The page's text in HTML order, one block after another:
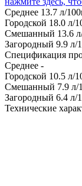
Среднее 13.7 л/
Городской 18.0 л/
Смешанный 13.6
Загородный 9.9 л/
Спецификация
Среднее -
Городской 10.5 л/
Смешанный 7.9 л/
Загородный 6.4 л/
Технические